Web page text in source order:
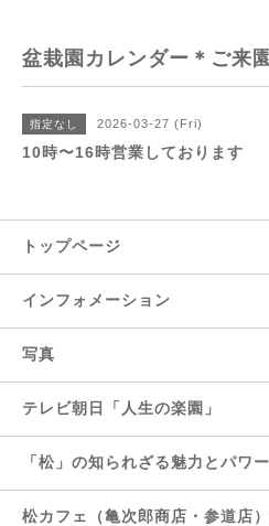
盆栽園カレンダー＊ご来
指定なし 2026-03-27 (Fri)
10時〜16時営業しております
トップページ
インフォメーション
写真
テレビ朝日「人生の楽園」
「松」の知られざる魅力とパワ
松カフェ（亀次郎商店・参道店